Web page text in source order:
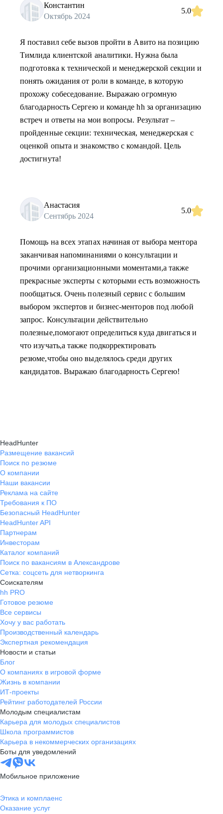
Константин
Октябрь 2024
5.0
Я поставил себе вызов пройти в Авито на позицию
Тимлида клиентской аналитики. Нужна была
подготовка к технической и менеджерской секции и
понять ожидания от роли в команде, в которую
прохожу собеседование. Выражаю огромную
благодарность Сергею и команде hh за организацию
встреч и ответы на мои вопросы. Результат –
пройденные секции: техническая, менеджерская с
оценкой опыта и знакомство с командой. Цель
достигнута!
Анастасия
Сентябрь 2024
5.0
Помощь на всех этапах начиная от выбора ментора
заканчивая напоминаниями о консультации и
прочими организационными моментами,а также
прекрасные эксперты с которыми есть возможность
пообщаться. Очень полезный сервис с большим
выбором экспертов и бизнес-менторов под любой
запрос. Консультации действительно
полезные,помогают определиться куда двигаться и
что изучать,а также подкорректировать
резюме,чтобы оно выделялось среди других
кандидатов. Выражаю благодарность Сергею!
HeadHunter
Размещение вакансий
Поиск по резюме
О компании
Наши вакансии
Реклама на сайте
Требования к ПО
Безопасный HeadHunter
HeadHunter API
Партнерам
Инвесторам
Каталог компаний
Поиск по вакансиям в Александрове
Сетка: соцсеть для нетворкинга
Соискателям
hh PRO
Готовое резюме
Все сервисы
Хочу у вас работать
Производственный календарь
Экспертная рекомендация
Новости и статьи
Блог
О компаниях в игровой форме
Жизнь в компании
ИТ-проекты
Рейтинг работодателей России
Молодым специалистам
Карьера для молодых специалистов
Школа программистов
Карьера в некоммерческих организациях
Боты для уведомлений
Мобильное приложение
Этика и комплаенс
Оказание услуг